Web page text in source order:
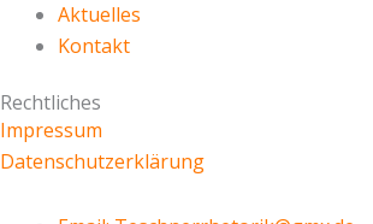
Aktuelles
Kontakt
Rechtliches
Impressum
Datenschutzerklärung